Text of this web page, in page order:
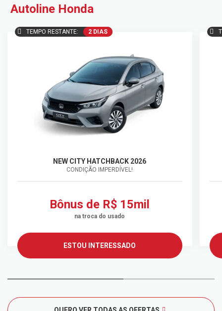
Autoline Honda
TEMPO RESTANTE: 2 DIAS
NEW CITY HATCHBACK 2026
CONDIÇÃO IMPERDÍVEL!
Bônus de R$ 15mil
na troca do usado
ESTOU INTERESSADO